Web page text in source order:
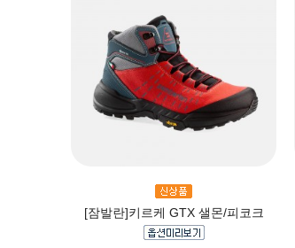
[잠발란]키르케 GTX 샐몬/피코크